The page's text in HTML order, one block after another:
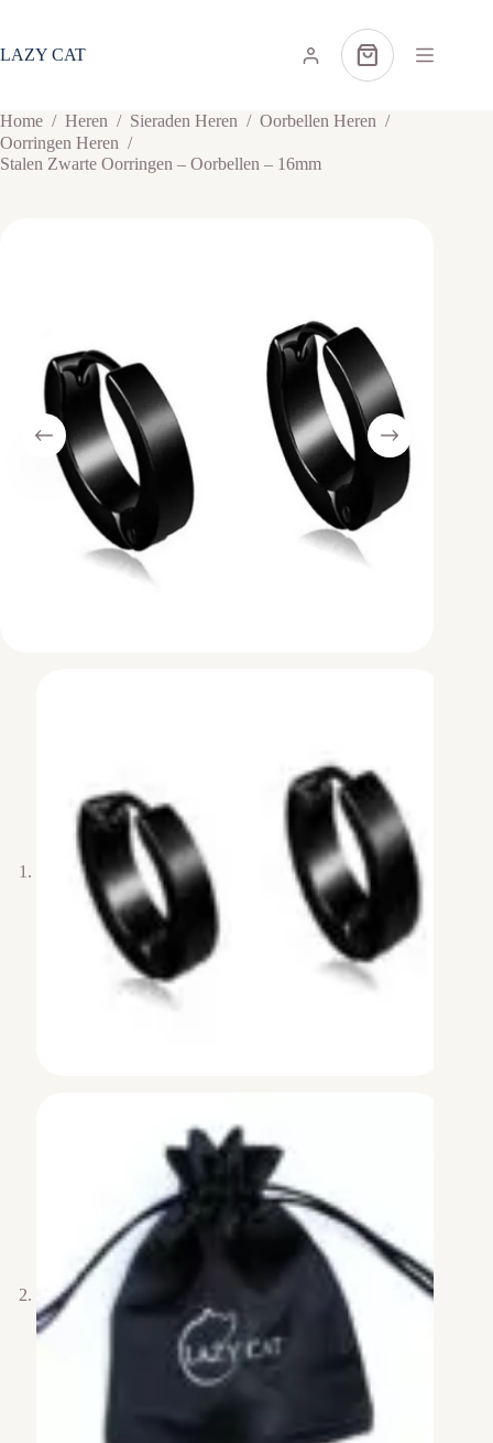
de
LAZY CAT Winkelwagen
Home / Heren / Sieraden Heren / Oorbellen Heren /
Oorringen Heren /
Stalen Zwarte Oorringen – Oorbellen – 16mm